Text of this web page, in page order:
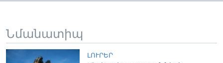
Նմանատիպ
ԼՈՒՐԵՐ